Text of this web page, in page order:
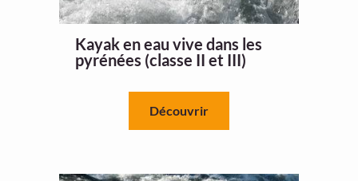
Kayak en eau vive dans les
pyrénées (classe II et III)
Découvrir